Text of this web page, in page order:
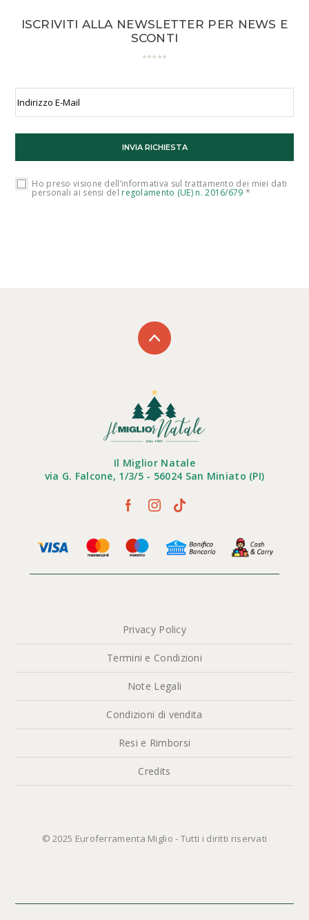
ISCRIVITI ALLA NEWSLETTER PER NEWS E
SCONTI
Ho preso visione dell’informativa sul trattamento dei miei dati
personali ai sensi del regolamento (UE) n. 2016/679 *
Il Miglior Natale
via G. Falcone, 1/3/5 - 56024 San Miniato (PI)
Privacy Policy
Termini e Condizioni
Note Legali
Condizioni di vendita
Resi e Rimborsi
Credits
© 2025 Euroferramenta Miglio - Tutti i diritti riservati